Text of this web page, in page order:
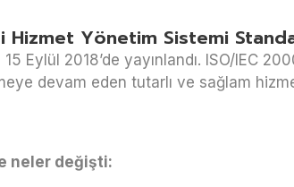
Hizmet Yönetim Sistemi
Eylül 2018’de yayınlandı. ISO/IEC
devam eden tutarlı ve sağlam
neler değişti: